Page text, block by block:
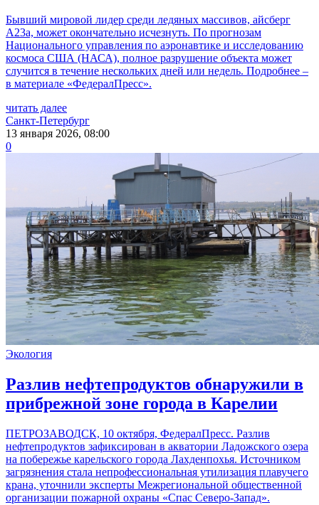
Бывший мировой лидер среди ледяных массивов, айсберг
А23а, может окончательно исчезнуть. По прогнозам
Национального управления по аэронавтике и исследованию
космоса США (НАСА), полное разрушение объекта может
случится в течение нескольких дней или недель. Подробнее –
в материале «ФедералПресс».
читать далее
Санкт-Петербург
13 января 2026, 08:00
0
Экология
Разлив нефтепродуктов обнаружили в
прибрежной зоне города в Карелии
ПЕТРОЗАВОДСК, 10 октября, ФедералПресс. Разлив
нефтепродуктов зафиксирован в акватории Ладожского озера
на побережье карельского города Лахденпохья. Источником
загрязнения стала непрофессиональная утилизация плавучего
крана, уточнили эксперты Межрегиональной общественной
организации пожарной охраны «Спас Северо-Запад».